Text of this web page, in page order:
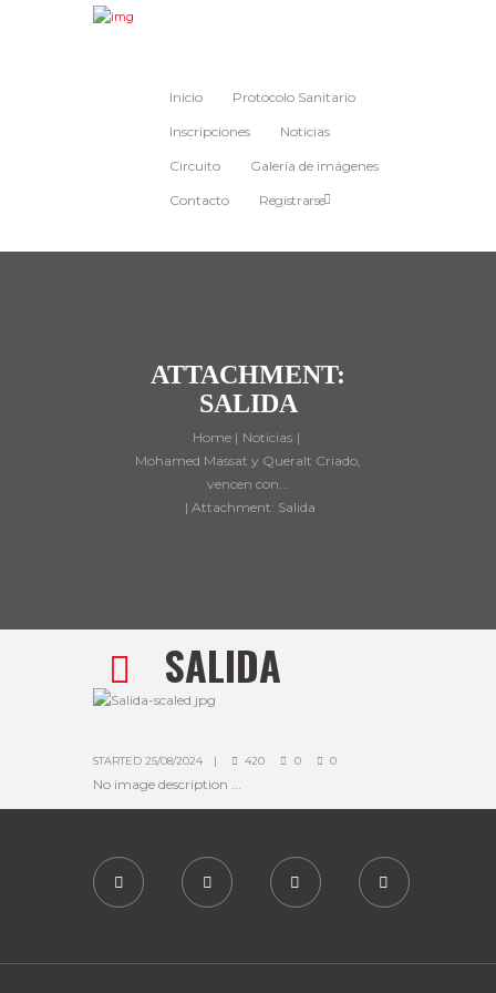
Inicio Protocolo Sanitario
Inscripciones Noticias
Circuito Galería de imágenes
Contacto Registrarse
ATTACHMENT:
SALIDA
Home
Noticias
Mohamed Massat y Queralt Criado,
vencen con...
Attachment: Salida
SALIDA
STARTED 25/08/2024 420 0 0
No image description ...